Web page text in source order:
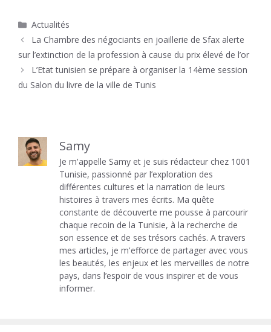
Catégories
Actualités
La Chambre des négociants en joaillerie de Sfax alerte
sur l’extinction de la profession à cause du prix élevé de l’or
L’Etat tunisien se prépare à organiser la 14ème session
du Salon du livre de la ville de Tunis
Samy
Je m'appelle Samy et je suis rédacteur chez 1001
Tunisie, passionné par l’exploration des
différentes cultures et la narration de leurs
histoires à travers mes écrits. Ma quête
constante de découverte me pousse à parcourir
chaque recoin de la Tunisie, à la recherche de
son essence et de ses trésors cachés. A travers
mes articles, je m'efforce de partager avec vous
les beautés, les enjeux et les merveilles de notre
pays, dans l’espoir de vous inspirer et de vous
informer.